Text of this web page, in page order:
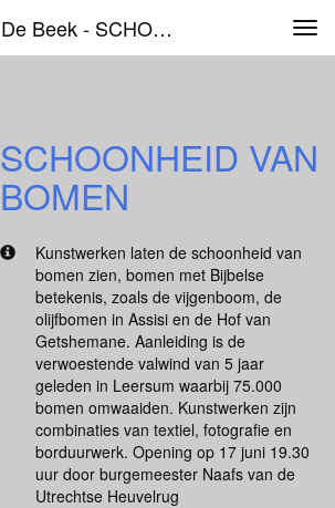
Hannelieke Van De Beek - SCHOONHEID VAN BOMEN
SCHOONHEID VAN
BOMEN
Kunstwerken laten de schoonheid van
bomen zien, bomen met Bijbelse
betekenis, zoals de vijgenboom, de
olijfbomen in Assisi en de Hof van
Getshemane. Aanleiding is de
verwoestende valwind van 5 jaar
geleden in Leersum waarbij 75.000
bomen omwaaiden. Kunstwerken zijn
combinaties van textiel, fotografie en
borduurwerk. Opening op 17 juni 19.30
uur door burgemeester Naafs van de
Utrechtse Heuvelrug